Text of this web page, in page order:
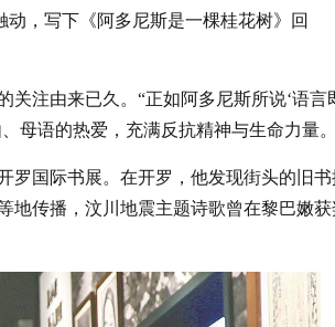
，写下《阿多尼斯是一棵桂花树》回
注由来已久。“正如阿多尼斯所说‘语言
母语的热爱，充满反抗精神与生命力量
罗国际书展。在开罗，他发现街头的旧
地传播，汶川地震主题诗歌曾在黎巴嫩